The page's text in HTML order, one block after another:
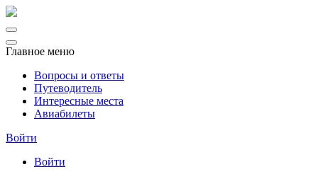
Главное меню
Вопросы и ответы
Путеводитель
Интересные места
Авиабилеты
Войти
Войти